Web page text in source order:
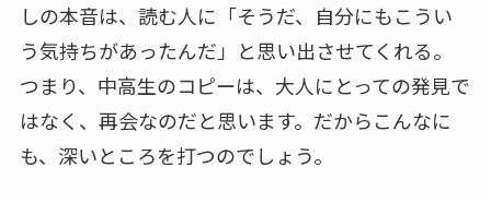
しの本音は、読む人に「そうだ、自分にもこうい
う気持ちがあったんだ」と思い出させてくれる。
つまり、中高生のコピーは、大人にとっての発見で
はなく、再会なのだと思います。だからこんなに
も、深いところを打つのでしょう。